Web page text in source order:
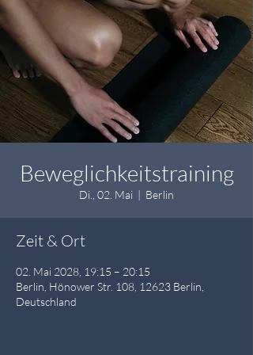
Beweglichkeitstraining
Di., 02. Mai
  |
Berlin
Zeit & Ort
02. Mai 2028, 19:15 – 20:15
Berlin, Hönower Str. 108, 12623 Berlin,
Deutschland